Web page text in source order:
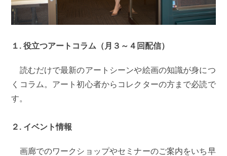
１. 役立つアートコラム（月３～４回配信）
読むだけで最新のアートシーンや絵画の知識が身につ
くコラム。アート初心者からコレクターの方まで必読で
す。
２. イベント情報
画廊でのワークショップやセミナーのご案内をいち早